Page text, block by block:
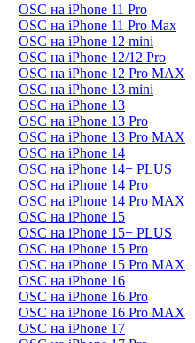
OSC на iPhone 11 Pro
OSC на iPhone 11 Pro Max
OSC на iPhone 12 mini
OSC на iPhone 12/12 Pro
OSC на iPhone 12 Pro MAX
OSC на iPhone 13 mini
OSC на iPhone 13
OSC на iPhone 13 Pro
OSC на iPhone 13 Pro MAX
OSC на iPhone 14
OSC на iPhone 14+ PLUS
OSC на iPhone 14 Pro
OSC на iPhone 14 Pro MAX
OSC на iPhone 15
OSC на iPhone 15+ PLUS
OSC на iPhone 15 Pro
OSC на iPhone 15 Pro MAX
OSC на iPhone 16
OSC на iPhone 16 Pro
OSC на iPhone 16 Pro MAX
OSC на iPhone 17